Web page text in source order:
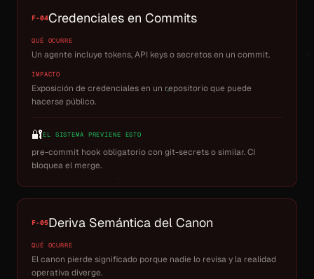
F-04Credenciales en Commits
QUÉ OCURRE
Un agente incluye tokens, API keys o secretos en un commit.
IMPACTO
Exposición de credenciales en un repositorio que puede
hacerse público.
🔐EL SISTEMA PREVIENE ESTO
pre-commit hook obligatorio con git-secrets o similar. CI
bloquea el merge.
F-05Deriva Semántica del Canon
QUÉ OCURRE
El canon pierde significado porque nadie lo revisa y la realidad
operativa diverge.